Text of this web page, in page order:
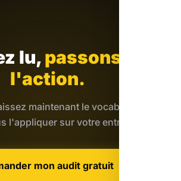
lu,passons à
l'action.
maintenant le vocabulaire.
l'appliquer sur votre entreprise.
mon audit gratuit